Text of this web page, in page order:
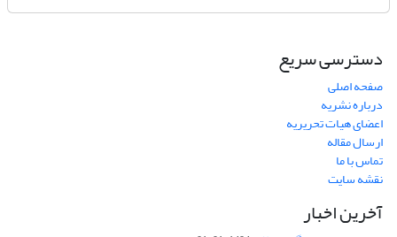
دسترسی سریع
صفحه اصلی
درباره نشریه
اعضای هیات تحریریه
ارسال مقاله
تماس با ما
نقشه سایت
آخرین اخبار